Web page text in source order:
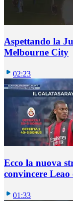
Aspettando la
Melbourne City
02:23
Ecco la nuova
convincere
01:33